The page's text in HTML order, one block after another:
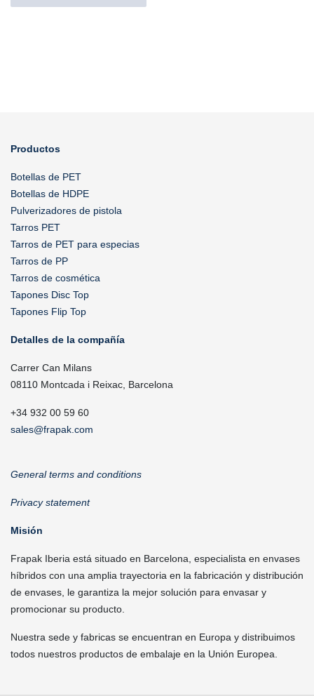
Productos
Botellas de PET
Botellas de HDPE
Pulverizadores de pistola
Tarros PET
Tarros de PET para especias
Tarros de PP
Tarros de cosmética
Tapones Disc Top
Tapones Flip Top
Detalles de la compañía
Carrer Can Milans
08110 Montcada i Reixac, Barcelona
+34 932 00 59 60
sales@frapak.com
General terms and conditions
Privacy statement
Misión
Frapak Iberia está situado en Barcelona, especialista en envases
híbridos con una amplia trayectoria en la fabricación y distribución
de envases, le garantiza la mejor solución para envasar y
promocionar su producto.
Nuestra sede y fabricas se encuentran en Europa y distribuimos
todos nuestros productos de embalaje en la Unión Europea.